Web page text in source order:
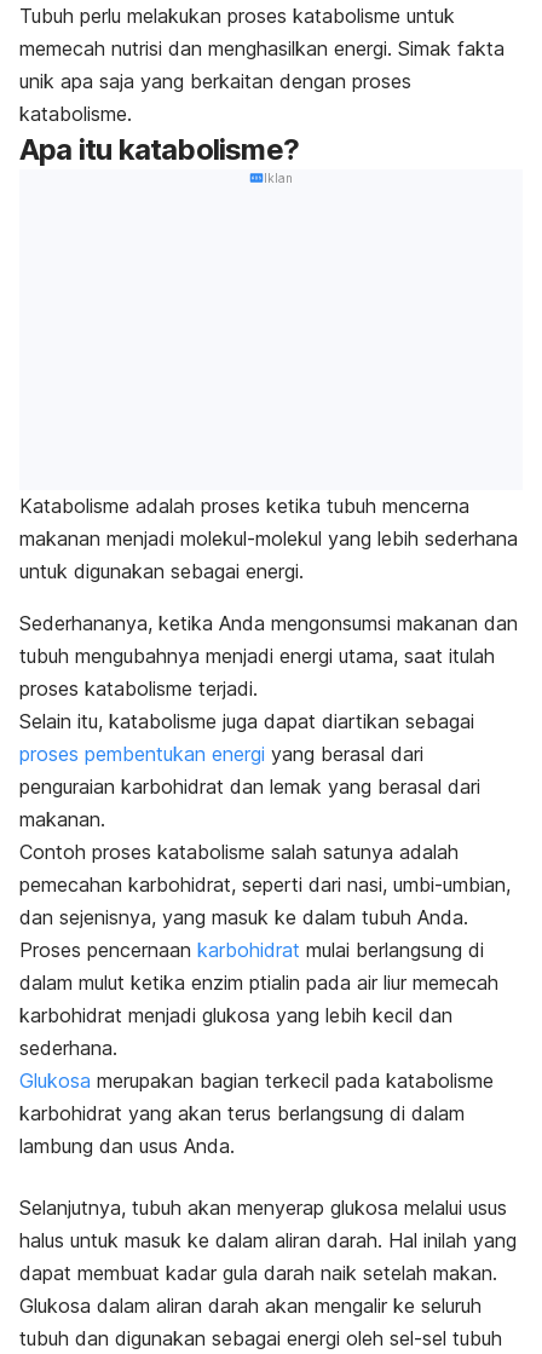
Tubuh perlu melakukan proses katabolisme untuk
memecah nutrisi dan menghasilkan energi. Simak fakta
unik apa saja yang berkaitan dengan proses
katabolisme.
Apa itu katabolisme?
Iklan
Katabolisme adalah proses ketika tubuh mencerna
makanan menjadi molekul-molekul yang lebih sederhana
untuk digunakan sebagai energi.
Sederhananya, ketika Anda mengonsumsi makanan dan
tubuh mengubahnya menjadi energi utama, saat itulah
proses katabolisme terjadi.
Selain itu, katabolisme juga dapat diartikan sebagai
proses pembentukan energi yang berasal dari
penguraian karbohidrat dan lemak yang berasal dari
makanan.
Contoh proses katabolisme salah satunya adalah
pemecahan karbohidrat, seperti dari nasi, umbi-umbian,
dan sejenisnya, yang masuk ke dalam tubuh Anda.
Proses pencernaan karbohidrat mulai berlangsung di
dalam mulut ketika enzim ptialin pada air liur memecah
karbohidrat menjadi glukosa yang lebih kecil dan
sederhana.
Glukosa merupakan bagian terkecil pada katabolisme
karbohidrat yang akan terus berlangsung di dalam
lambung dan usus Anda.
Selanjutnya, tubuh akan menyerap glukosa melalui usus
halus untuk masuk ke dalam aliran darah. Hal inilah yang
dapat membuat kadar gula darah naik setelah makan.
Glukosa dalam aliran darah akan mengalir ke seluruh
tubuh dan digunakan sebagai energi oleh sel-sel tubuh